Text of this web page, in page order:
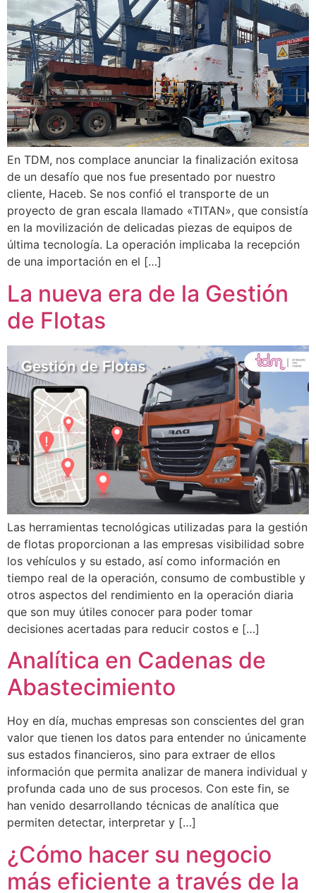
En TDM, nos complace anunciar la finalización exitosa
de un desafío que nos fue presentado por nuestro
cliente, Haceb. Se nos confió el transporte de un
proyecto de gran escala llamado «TITAN», que consistía
en la movilización de delicadas piezas de equipos de
última tecnología. La operación implicaba la recepción
de una importación en el […]
La nueva era de la Gestión
de Flotas
Las herramientas tecnológicas utilizadas para la gestión
de flotas proporcionan a las empresas visibilidad sobre
los vehículos y su estado, así como información en
tiempo real de la operación, consumo de combustible y
otros aspectos del rendimiento en la operación diaria
que son muy útiles conocer para poder tomar
decisiones acertadas para reducir costos e […]
Analítica en Cadenas de
Abastecimiento
Hoy en día, muchas empresas son conscientes del gran
valor que tienen los datos para entender no únicamente
sus estados financieros, sino para extraer de ellos
información que permita analizar de manera individual y
profunda cada uno de sus procesos. Con este fin, se
han venido desarrollando técnicas de analítica que
permiten detectar, interpretar y […]
¿Cómo hacer su negocio
más eficiente a través de la